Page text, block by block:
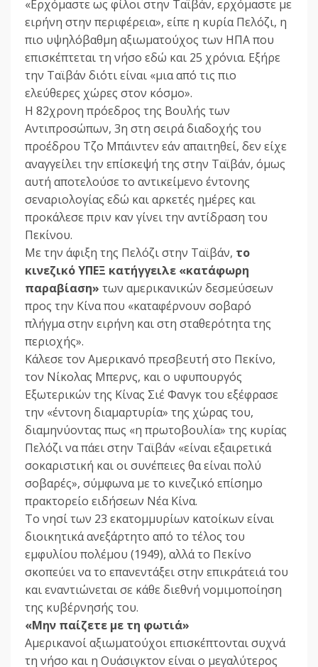
«Ερχόμαστε ως φίλοι στην Ταϊβάν, ερχόμαστε με
ειρήνη στην περιφέρεια», είπε η κυρία Πελόζι, η
πιο υψηλόβαθμη αξιωματούχος των ΗΠΑ που
επισκέπτεται τη νήσο εδώ και 25 χρόνια. Εξήρε
την Ταϊβάν διότι είναι «μια από τις πιο
ελεύθερες χώρες στον κόσμο».
Η 82χρονη πρόεδρος της Βουλής των
Αντιπροσώπων, 3η στη σειρά διαδοχής του
προέδρου Τζο Μπάιντεν εάν απαιτηθεί, δεν είχε
αναγγείλει την επίσκεψή της στην Ταϊβάν, όμως
αυτή αποτελούσε το αντικείμενο έντονης
σεναριολογίας εδώ και αρκετές ημέρες και
προκάλεσε πριν καν γίνει την αντίδραση του
Πεκίνου.
Με την άφιξη της Πελόζι στην Ταϊβάν, το
κινεζικό ΥΠΕΞ κατήγγειλε «κατάφωρη
παραβίαση» των αμερικανικών δεσμεύσεων
προς την Κίνα που «καταφέρνουν σοβαρό
πλήγμα στην ειρήνη και στη σταθερότητα της
περιοχής».
Κάλεσε τον Αμερικανό πρεσβευτή στο Πεκίνο,
τον Νίκολας Μπερνς, και ο υφυπουργός
Εξωτερικών της Κίνας Σιέ Φανγκ του εξέφρασε
την «έντονη διαμαρτυρία» της χώρας του,
διαμηνύοντας πως «η πρωτοβουλία» της κυρίας
Πελόζι να πάει στην Ταϊβάν «είναι εξαιρετικά
σοκαριστική και οι συνέπειες θα είναι πολύ
σοβαρές», σύμφωνα με το κινεζικό επίσημο
πρακτορείο ειδήσεων Νέα Κίνα.
Το νησί των 23 εκατομμυρίων κατοίκων είναι
διοικητικά ανεξάρτητο από το τέλος του
εμφυλίου πολέμου (1949), αλλά το Πεκίνο
σκοπεύει να το επανεντάξει στην επικράτειά του
και εναντιώνεται σε κάθε διεθνή νομιμοποίηση
της κυβέρνησής του.
«Μην παίζετε με τη φωτιά»
Αμερικανοί αξιωματούχοι επισκέπτονται συχνά
τη νήσο και η Ουάσιγκτον είναι ο μεγαλύτερος